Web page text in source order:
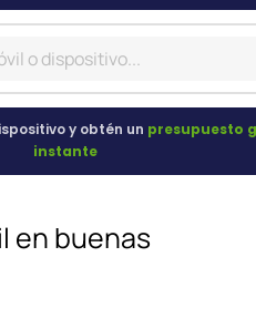
y obtén un presupuesto
instante
en buenas